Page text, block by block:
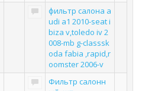
фильтр салона a
udi a1 2010-seat i
biza v,toledo iv 2
008-mb g-classsk
oda fabia ,rapid,r
oomster 2006-v
Фильтр салонн